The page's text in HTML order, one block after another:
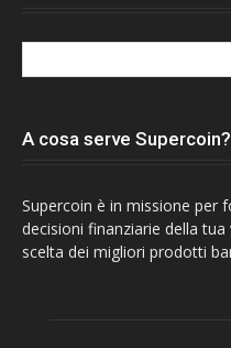
A cosa serve Supercoin?
Supercoin è in missione per
decisioni finanziarie della
scelta dei migliori prodotti